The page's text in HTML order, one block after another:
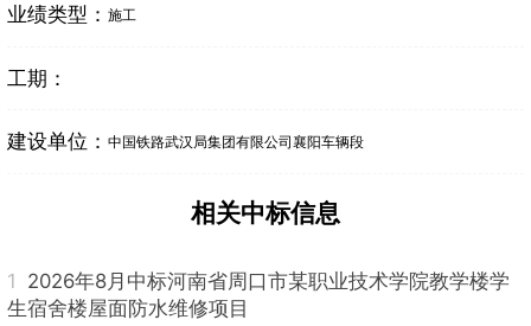
业绩类型： 施工
工期：
建设单位： 中国铁路武汉局集团有限公司襄阳车辆段
相关中标信息
1 2026年8月中标河南省周口市某职业技术学院教学楼学
生宿舍楼屋面防水维修项目